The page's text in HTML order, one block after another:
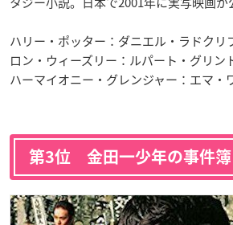
ハリー・ポッター：ダニエル・ラドクリ
ロン・ウィーズリー：ルパート・グリン
ハーマイオニー・グレンジャー：エマ・
第3位 金田一少年の事件